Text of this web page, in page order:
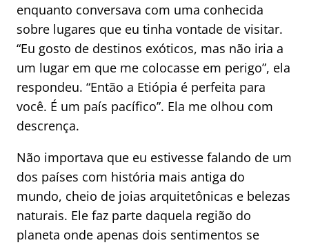
enquanto conversava com uma conhecida
sobre lugares que eu tinha vontade de visitar.
“Eu gosto de destinos exóticos, mas não iria a
um lugar em que me colocasse em perigo”, ela
respondeu. “Então a Etiópia é perfeita para
você. É um país pacífico”. Ela me olhou com
descrença.
Não importava que eu estivesse falando de um
dos países com história mais antiga do
mundo, cheio de joias arquitetônicas e belezas
naturais. Ele faz parte daquela região do
planeta onde apenas dois sentimentos se